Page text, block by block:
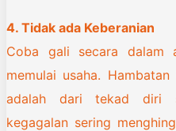
4. Tidak ada Keberanian
Coba gali secara dalam
memulai usaha.
adalah dari tekad diri
kegagalan sering